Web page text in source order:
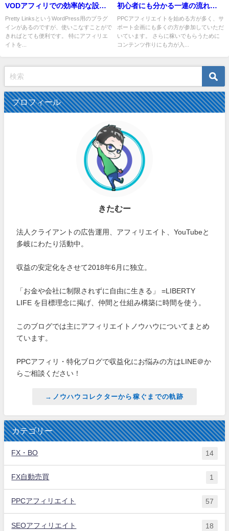
VODアフィリでの効率的な設定
方法
Pretty LinksというWordPress用のプラグ
インがあるのですが、使いこなすことがで
きればとても便利です。 特にアフィリエ
イトを...
初心者にも分かる一連の流れを
解説します
PPCアフィリエイトを始める方が多く、サ
ポート企画にも多くの方が参加していただ
いています。 さらに稼いでもらうために
コンテンツ作りにも力が入...
プロフィール
きたむー
法人クライアントの広告運用、アフィリエイト、YouTubeと
多岐にわたり活動中。
収益の安定化をさせて2018年6月に独立。
「お金や会社に制限されずに自由に生きる」 =LIBERTY
LIFE を目標理念に掲げ、仲間と仕組み構築に時間を使う。
このブログでは主にアフィリエイトノウハウについてまとめ
ています。
PPCアフィリ・特化ブログで収益化にお悩みの方はLINE＠か
らご相談ください！
→ノウハウコレクターから稼ぐまでの軌跡
カテゴリー
FX・BO 14
FX自動売買 1
PPCアフィリエイト 57
SEOアフィリエイト 18